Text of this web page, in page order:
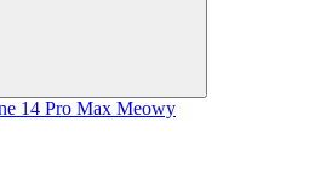
14 Pro Max Meowy